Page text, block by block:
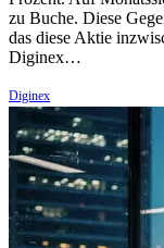
zu Buche. Diese
das diese Aktie
Diginex…
Diginex